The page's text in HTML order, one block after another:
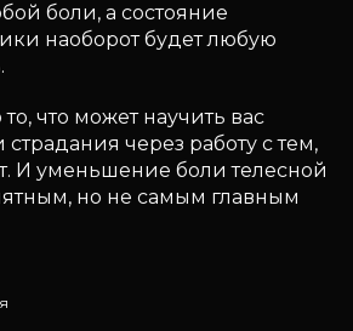
боли, а состояние
наоборот будет любую
что может научить вас
через работу с тем,
И уменьшение боли телесной
но не самым главным